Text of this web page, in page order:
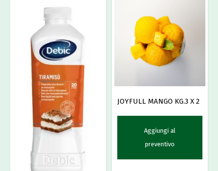
JOYFULL MANGO KG.3 X 2
Aggiungi al
preventivo